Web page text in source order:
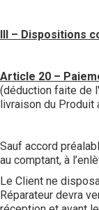
III – Dispositions
Article 20 –
(déduction faite de
livraison du Produit
Sauf accord
au comptant, à
Le Client ne
Réparateur devra